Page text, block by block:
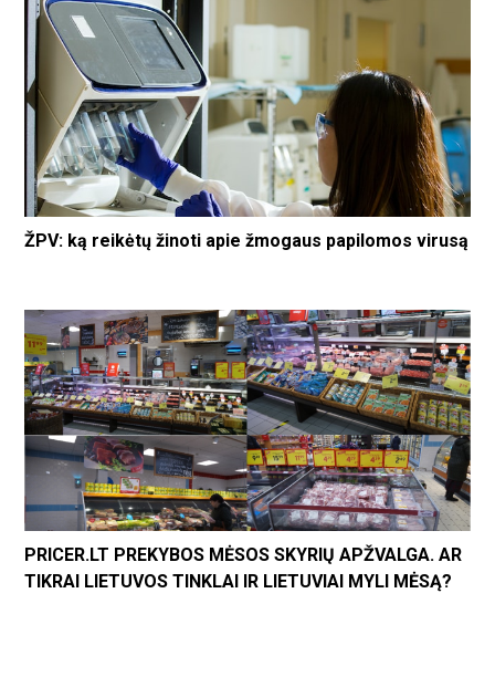
ŽPV: ką reikėtų žinoti apie žmogaus papilomos virusą
PRICER.LT PREKYBOS MĖSOS SKYRIŲ APŽVALGA. AR
TIKRAI LIETUVOS TINKLAI IR LIETUVIAI MYLI MĖSĄ?